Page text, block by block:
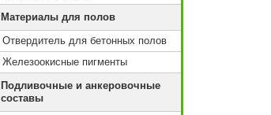
Материалы для полов
Отвердитель для бетонных полов
Железоокисные пигменты
Подливочные и анкеровочные
составы